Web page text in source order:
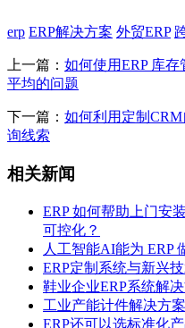
erp ERP解决方案 外贸ERP
上一篇： 如何使用ERP 库
平均的问题
下一篇： 如何利用定制
询线索
相关新闻
ERP 如何帮助上门安
可控化？
人工智能AI能为 ERP
ERP定制系统与新兴
鞋业企业ERP系统解
工业产能计件解决方案
ERP还可以选标准化